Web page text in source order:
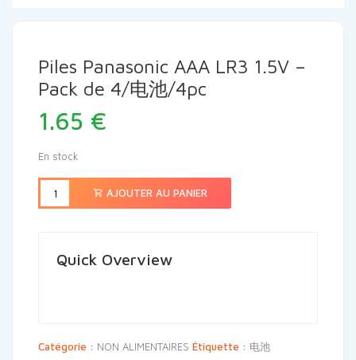
Piles Panasonic AAA LR3 1.5V –
Pack de 4/电池/4pc
1.65 €
En stock
AJOUTER AU PANIER
Quick Overview
Catégorie : NON ALIMENTAIRES Étiquette : 电池